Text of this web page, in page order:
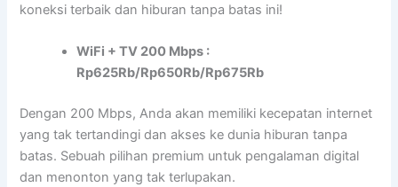
koneksi terbaik dan hiburan tanpa batas ini!
WiFi + TV 200 Mbps :
Rp625Rb/Rp650Rb/Rp675Rb
Dengan 200 Mbps, Anda akan memiliki kecepatan internet
yang tak tertandingi dan akses ke dunia hiburan tanpa
batas. Sebuah pilihan premium untuk pengalaman digital
dan menonton yang tak terlupakan.